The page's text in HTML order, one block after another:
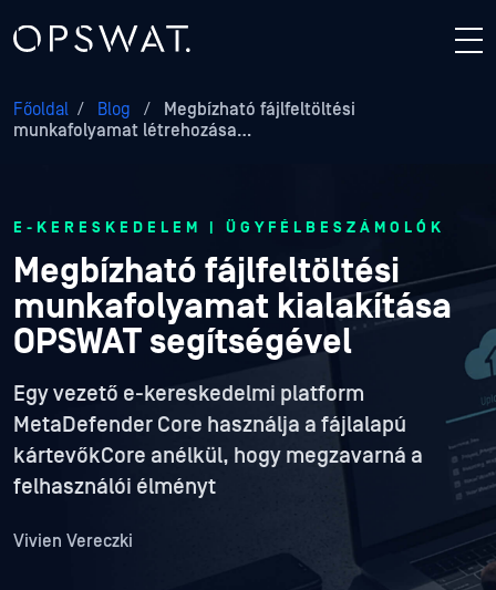
Főoldal / Blog /
Megbízható fájlfeltöltési
munkafolyamat létrehozása…
E-KERESKEDELEM | ÜGYFÉLBESZÁMOLÓK
Megbízható fájlfeltöltési
munkafolyamat kialakítása
OPSWAT segítségével
Egy vezető e-kereskedelmi platform
MetaDefender Core használja a fájlalapú
kártevőkCore anélkül, hogy megzavarná a
felhasználói élményt
Vivien Vereczki